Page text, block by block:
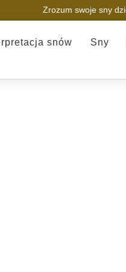
Zrozum swoje sny
snów Sny